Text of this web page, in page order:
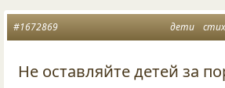
дети
#1672869
Не оставляйте детей за